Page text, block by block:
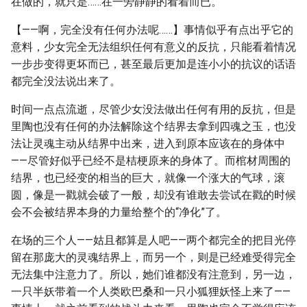
【——啊，完全没有任何办法呢……】事情似乎有点出乎它的
意料，少女完全无法组织任何有意义的反抗，只能看着情况
一步步变得更坏而已，甚至最后更加是连小小的抗议的话语
都完全没法说出来了。
时间一点点流逝，尽管少女没法做出任何有用的反抗，但是
里陶也没有任何的办法解除这个结界去拿到四魂之玉，也没
法让灵魂主动从结界中出来，进入到原本应该在的身体中
——尽管好似乎已经不是桔梗原来的身体了。而棺材周围的
结界，也已经变的相当的巨大，就像一个涨大的气球，滚
圆，像是一戳就会破了一般，却没有谁敢去尝试在戳的时候
会不会被结界本身的力量给整个的“净化”了。
在场的三个人——姑且都算是人吧——两个都完全的把目光停
留在那庞大的灵魂结界上，而另一个，则是已经难受得完全
无法集中注意力了。所以，她们谁都没有注意到，另一边，
一只半妖带着一个人类欧巴桑和一只小狐狸妖怪上来了——